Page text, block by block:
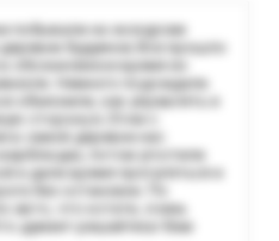
побывали на экскурсии
будуинов Все прошло
обозначенное время из
Немного подождали.
объяснили, как управлять и
сторону в 25 км с
в самой деревне нас
потом угостили
и дали время прогуляться и
без остановки. По
авто, что кстати, очень
думает-решайтесь! Вам